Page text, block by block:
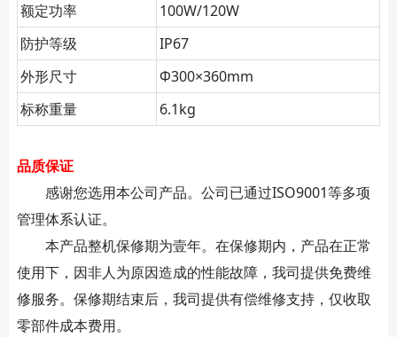
额定功率
100W/120W
防护等级
IP67
外形尺寸
Φ300×360mm
标称重量
6.1kg
品质保证
感谢您选用本公司产品。公司已通过ISO9001等多项
管理体系认证。
本产品整机保修期为壹年。在保修期内，产品在正常
使用下，因非人为原因造成的性能故障，我司提供免费维
修服务。保修期结束后，我司提供有偿维修支持，仅收取
零部件成本费用。